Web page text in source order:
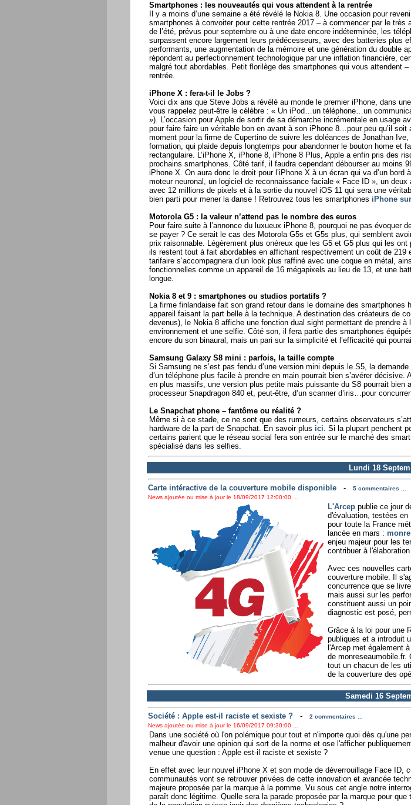
Smartphones : les nouveautés qui vous attendent à la rentrée
Il y a moins d’une semaine a été révélé le Nokia 8. Une occasion pour
smartphones à convoiter pour cette rentrée 2017 – à commencer par le très
de l’été, prévus pour septembre ou à une date encore indéterminée, les
surpassent encore largement leurs prédécesseurs, avec des batteries plus
performants, une augmentation de la mémoire et une génération du double
répondent au perfectionnement technologique par une inflation financière,
malgré tout abordables. Petit florilège des smartphones qui vous attendent
rentrée.
iPhone X : fera-t-il le Jobs ?
Voici dix ans que Steve Jobs a révélé au monde le premier iPhone, dans
vous rappelez peut-être le célèbre : « Un iPod…un téléphone…un
»). L’occasion pour Apple de sortir de sa démarche incrémentale en usage
pour faire faire un véritable bon en avant à son iPhone 8…pour peu qu’il
moment pour la firme de Cupertino de suivre les doléances de Jonathan Ive,
formation, qui plaide depuis longtemps pour abandonner le bouton home et
rectangulaire. L’iPhone X, iPhone 8, iPhone 8 Plus, Apple a enfin pris des
prochains smartphones. Côté tarif, il faudra cependant débourser au moins
iPhone X. On aura donc le droit pour l’iPhone X à un écran qui va d’un bord
moteur neuronal, un logiciel de reconnaissance faciale « Face ID », un
avec 12 millions de pixels et à la sortie du nouvel iOS 11 qui sera une
bien parti pour mener la danse ! Retrouvez tous les smartphones iPhone
Motorola G5 : la valeur n’attend pas le nombre des euros
Pour faire suite à l’annonce du luxueux iPhone 8, pourquoi ne pas évoquer
se payer ? Ce serait le cas des Motorola G5s et G5s plus, qui semblent
prix raisonnable. Légèrement plus onéreux que les G5 et G5 plus qui les ont
ils restent tout à fait abordables en affichant respectivement un coût de 219
tarifaire s’accompagnera d’un look plus raffiné avec une coque en métal,
fonctionnelles comme un appareil de 16 mégapixels au lieu de 13, et une
longue.
Nokia 8 et 9 : smartphones ou studios portatifs ?
La firme finlandaise fait son grand retour dans le domaine des smartphones
appareil faisant la part belle à la technique. A destination des créateurs de
devenus), le Nokia 8 affiche une fonction dual sight permettant de prendre à
environnement et une selfie. Côté son, il fera partie des smartphones
encore du son binaural, mais un pari sur la simplicité et l’efficacité qui
Samsung Galaxy S8 mini : parfois, la taille compte
Si Samsung ne s’est pas fendu d’une version mini depuis le S5, la
d’un téléphone plus facile à prendre en main pourrait bien s’avérer décisive.
en plus massifs, une version plus petite mais puissante du S8 pourrait bien
processeur Snapdragon 840 et, peut-être, d’un scanner d’iris…pour
Le Snapchat phone – fantôme ou réalité ?
Même si à ce stade, ce ne sont que des rumeurs, certains observateurs
hardware de la part de Snapchat. En savoir plus ici. Si la plupart penchent
certains parient que le réseau social fera son entrée sur le marché des
spécialisé dans les selfies.
Lundi 18
Carte intéractive de la couverture mobile disponible-
5 commentaires ...
News ajoutée ou mise à jour le 18/09/2017 12:00:00 ...
L'Arceppublie ce jour
d'évaluation, testées en
pour toute la France
lancée en mars :
enjeu majeur pour les
contribuer à
Avec ces nouvelles
couverture mobile. Il
concurrence que se
mais aussi sur les
constituent aussi un
diagnostic est posé,
Grâce à la loi pour une
publiques et a introduit
l'Arcep met également
de monreseaumobile.fr.
tout un chacun de les
de la couverture des
Samedi 16
Société : Apple est-il raciste et sexiste ?-
2 commentaires ...
News ajoutée ou mise à jour le 16/09/2017 09:30:00 ...
Dans une société où l'on polémique pour tout et n'importe quoi dès qu'une
malheur d'avoir une opinion qui sort de la norme et ose l'afficher
venue une question : Apple est-il raciste et sexiste ?
En effet avec leur nouvel iPhone X et son mode de déverrouillage Face ID,
communautés vont se retrouver privées de cette innovation et avancée
majeure proposée par la marque à la pomme. Vu sous cet angle notre
paraît donc légitime. Quelle sera la parade proposée par la marque pour que